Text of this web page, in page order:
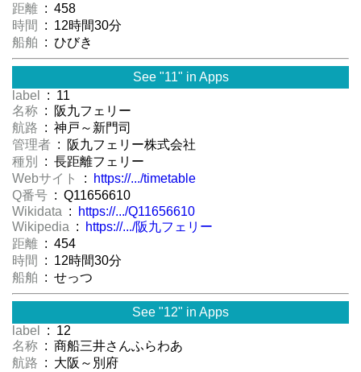
距離 : 458
時間
: 12時間30分
船舶 : ひびき
See "11" in Apps
label
: 11
名称 : 阪九フェリー
航路 : 神戸～新門司
管理者 : 阪九フェリー株式会社
種別
: 長距離フェリー
Webサイト
:
https://.../timetable
Q番号 : Q11656610
Wikidata :
https://.../Q11656610
Wikipedia :
https://.../阪九フェリー
距離 : 454
時間
: 12時間30分
船舶 : せっつ
See "12" in Apps
label
: 12
名称 : 商船三井さんふらわあ
航路 : 大阪～別府